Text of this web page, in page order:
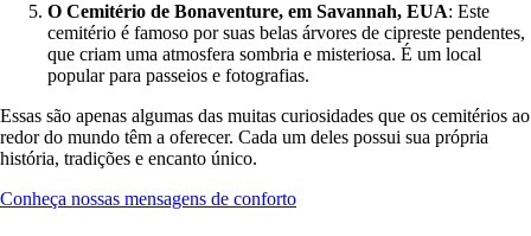
O Cemitério de Bonaventure, em Savannah, EUA: Este
cemitério é famoso por suas belas árvores de cipreste pendentes,
que criam uma atmosfera sombria e misteriosa. É um local
popular para passeios e fotografias.
Essas são apenas algumas das muitas curiosidades que os cemitérios ao
redor do mundo têm a oferecer. Cada um deles possui sua própria
história, tradições e encanto único.
Conheça nossas mensagens de conforto